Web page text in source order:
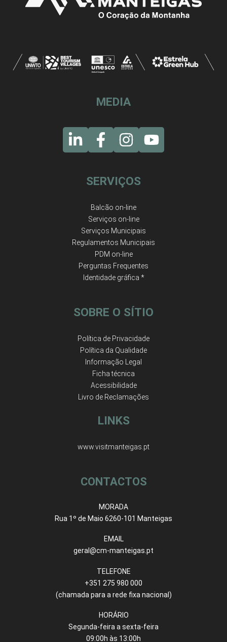
MEDIA
SERVIÇOS
Balcão on-line
Serviços on-line
Serviços Municipais
Regulamentos Municipais
PDM on-line
Perguntas Frequentes
Identidade gráfica *
SOBRE O SÍTIO
Política de Privacidade
Política da Qualidade
Informação Legal
Ficha técnica
Acessibilidade
Livro de Reclamações
LINKS
www.visitmanteigas.pt
CONTACTOS
MORADA
Rua 1º de Maio 6260-101 Manteigas
EMAIL
geral@cm-manteigas.pt
TELEFONE
+351 275 980 000
(chamada para a rede fixa nacional)
HORÁRIO
Segunda-feira a sexta-feira
09:00h às 13:00h